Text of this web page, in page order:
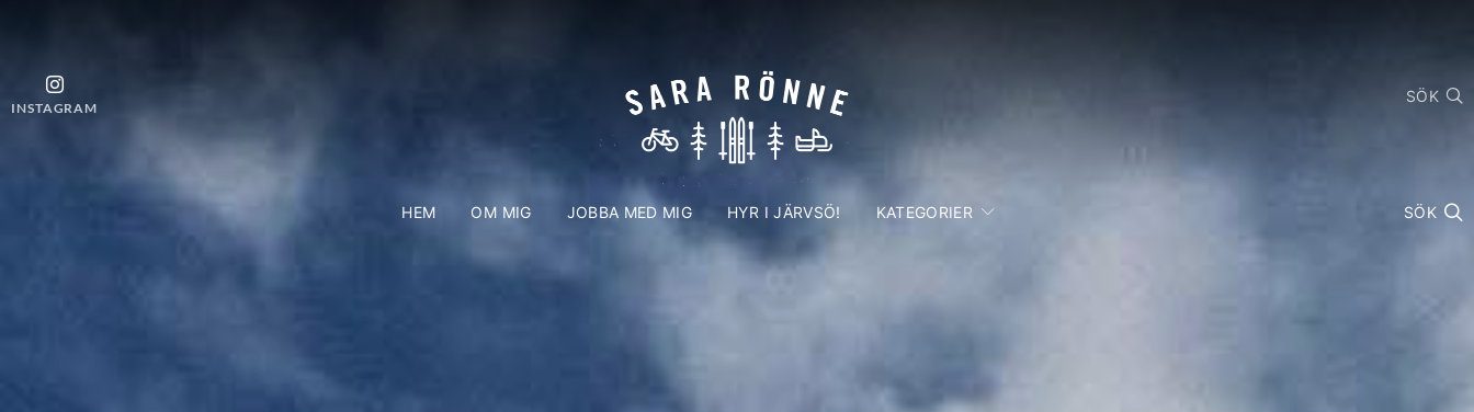
INSTAGRAM
SÖK
HEM OM MIG JOBBA MED MIG HYR I JÄRVSÖ! KATEGORIER SÖK